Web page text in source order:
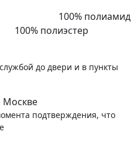
100% полиамид
100% полиэстер
до двери и в пункты
Москве
подтверждения, что